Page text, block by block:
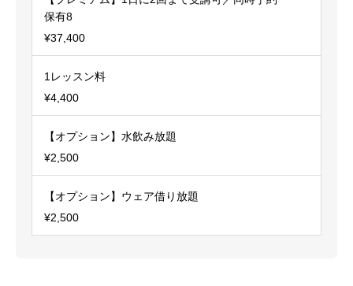
保有8
¥37,400
1レッスン料
¥4,400
【オプション】水飲み放題
¥2,500
【オプション】ウェア借り放題
¥2,500